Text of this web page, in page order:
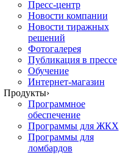
Пресс-центр
Новости компании
Новости тиражных
решений
Фотогалерея
Публикация в прессе
Обучение
Интернет-магазин
Продукты›
Программное
обеспечение
Программы для ЖКХ
Программы для
ломбардов